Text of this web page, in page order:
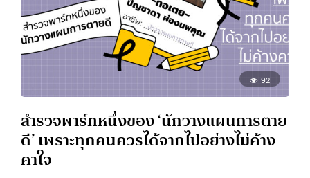
92
สำรวจพาร์ทหนึ่งของ ‘นักวางแผนการตาย
ดี’ เพราะทุกคนควรได้จากไปอย่างไม่ค้าง
คาใจ